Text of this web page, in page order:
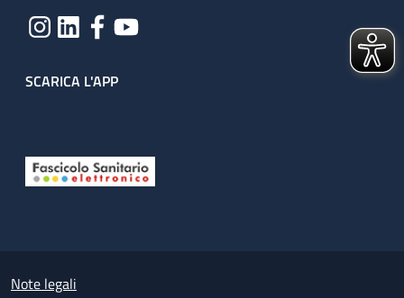
SCARICA L'APP
Small prints
Note legali